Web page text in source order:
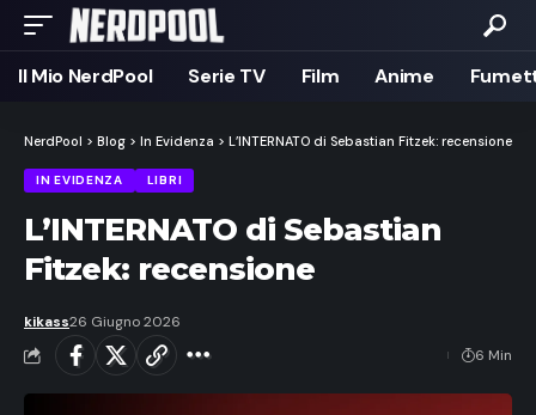
Il Mio NerdPool Serie TV Film Anime
NerdPool > Blog > In Evidenza > L’INTERNATO di Sebastian Fitzek: recensione
IN EVIDENZA LIBRI
L’INTERNATO di Sebastian
Fitzek: recensione
kikass26 Giugno 2026
6 Min